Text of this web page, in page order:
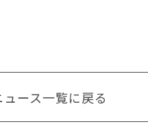
ュース一覧に戻る